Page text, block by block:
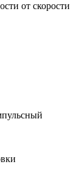
от скорости